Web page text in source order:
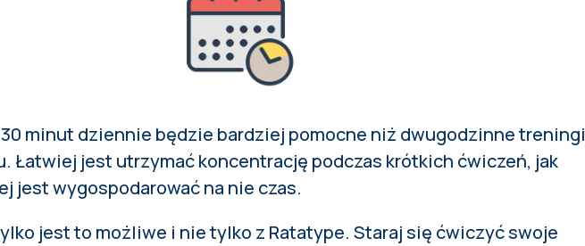
minut dziennie będzie bardziej pomocne niż dwugodzinne treningi
Łatwiej jest utrzymać koncentrację podczas krótkich ćwiczeń, jak
jest wygospodarować na nie czas.
jest to możliwe i nie tylko z Ratatype. Staraj się ćwiczyć swoje